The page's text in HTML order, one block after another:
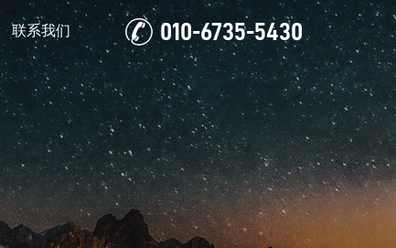
联系我们 010-6735-5430